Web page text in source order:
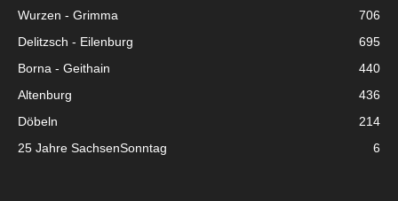
Wurzen - Grimma
706
Delitzsch - Eilenburg
695
Borna - Geithain
440
Altenburg
436
Döbeln
214
25 Jahre SachsenSonntag
6